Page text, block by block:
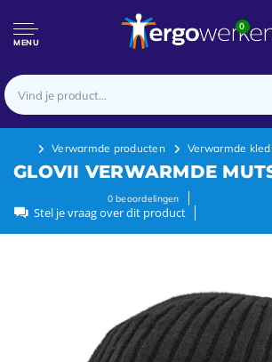
MENU
0
Verwarmde producten Verwarmde
GLOVII VERWARMDE
0beoordelingen
Stel je vraag over dit product